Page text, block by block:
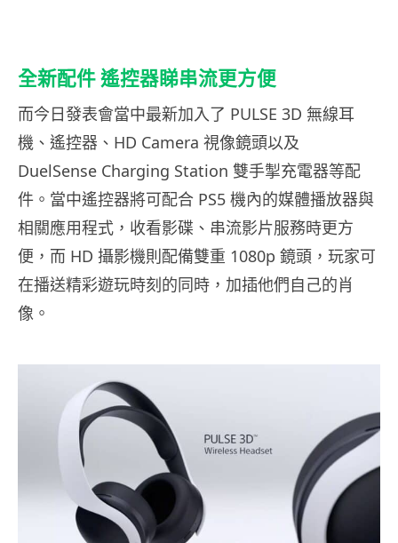
全新配件 遙控器睇串流更方便
而今日發表會當中最新加入了 PULSE 3D 無線耳
機、遙控器、HD Camera 視像鏡頭以及
DuelSense Charging Station 雙手掣充電器等配
件。當中遙控器將可配合 PS5 機內的媒體播放器與
相關應用程式，收看影碟、串流影片服務時更方
便，而 HD 攝影機則配備雙重 1080p 鏡頭，玩家可
在播送精彩遊玩時刻的同時，加插他們自己的肖
像。